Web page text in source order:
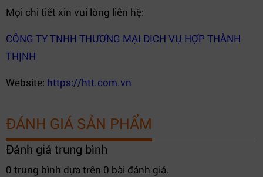
Mọi chi tiết xin vui lòng liên hệ:
CÔNG TY TNHH THƯƠNG MẠI DỊCH VỤ HỢP THÀNH
THỊNH
Website: https://htt.com.vn
ĐÁNH GIÁ SẢN PHẨM
Đánh giá trung bình
0 trung bình dựa trên 0 bài đánh giá.